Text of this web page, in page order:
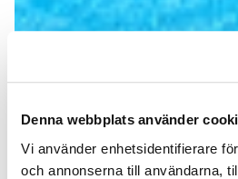
Denna webbplats använder
Vi använder enhetsidentifierare
och annonserna till användarna,